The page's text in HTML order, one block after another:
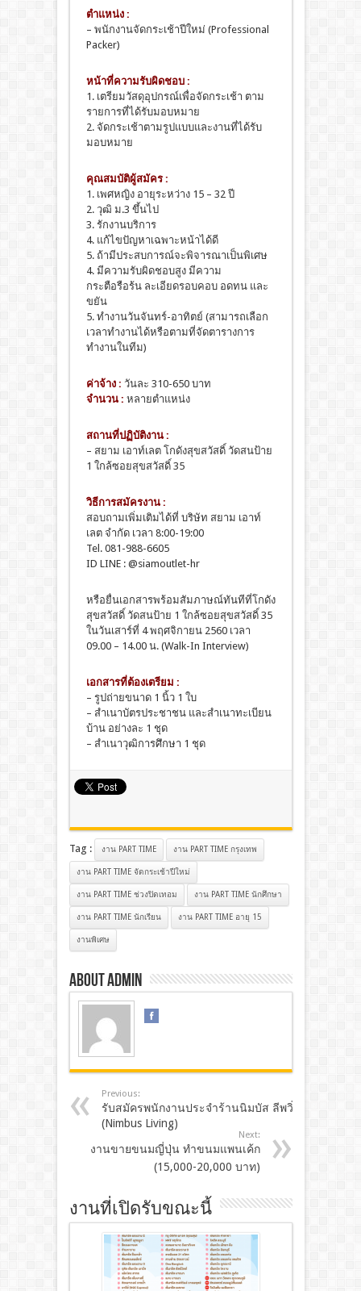
ตำแหน่ง :
– พนักงานจัดกระเช้าปีใหม่ (Professional
Packer)
หน้าที่ความรับผิดชอบ :
1. เตรียมวัสดุอุปกรณ์เพื่อจัดกระเช้า ตาม
รายการที่ได้รับมอบหมาย
2. จัดกระเช้าตามรูปแบบและงานที่ได้รับ
มอบหมาย
คุณสมบัติผู้สมัคร :
1. เพศหญิง อายุระหว่าง 15 – 32 ปี
2. วุฒิ ม.3 ขึ้นไป
3. รักงานบริการ
4. แก้ไขปัญหาเฉพาะหน้าได้ดี
5. ถ้ามีประสบการณ์จะพิจารณาเป็นพิเศษ
4. มีความรับผิดชอบสูง มีความ
กระตือรือร้น ละเอียดรอบคอบ อดทน และ
ขยัน
5. ทำงานวันจันทร์-อาทิตย์ (สามารถเลือก
เวลาทำงานได้หรือตามที่จัดตารางการ
ทำงานในทีม)
ค่าจ้าง : วันละ 310-650 บาท
จำนวน : หลายตำแหน่ง
สถานที่ปฏิบัติงาน :
– สยาม เอาท์เลต โกดังสุขสวัสดิ์ วัดสนป้าย
1 ใกล้ซอยสุขสวัสดิ์ 35
วิธีการสมัครงาน :
สอบถามเพิ่มเติมได้ที่ บริษัท สยาม เอาท์
เลต จำกัด เวลา 8:00-19:00
Tel. 081-988-6605
ID LINE : @siamoutlet-hr
หรือยื่นเอกสารพร้อมสัมภาษณ์ทันทีที่โกดัง
สุขสวัสดิ์ วัดสนป้าย 1 ใกล้ซอยสุขสวัสดิ์ 35
ในวันเสาร์ที่ 4 พฤศจิกายน 2560 เวลา
09.00 – 14.00 น. (Walk-In Interview)
เอกสารที่ต้องเตรียม :
– รูปถ่ายขนาด 1 นิ้ว 1 ใบ
– สำเนาบัตรประชาชน และสำเนาทะเบียน
บ้าน อย่างละ 1 ชุด
– สำเนาวุฒิการศึกษา 1 ชุด
Tag : งาน PART TIME งาน PART TIME กรุงเทพ
งาน PART TIME จัดกระเช้าปีใหม่
งาน PART TIME ช่วงปิดเทอม งาน PART TIME นักศึกษา
งาน PART TIME นักเรียน งาน PART TIME อายุ 15
งานพิเศษ
About admin
Previous:
รับสมัครพนักงานประจำร้านนิมบัส ลีพวิ่ง
(Nimbus Living)
Next:
งานขายขนมญี่ปุ่น ทำขนมแพนเค้ก
(15,000-20,000 บาท)
งานที่เปิดรับขณะนี้